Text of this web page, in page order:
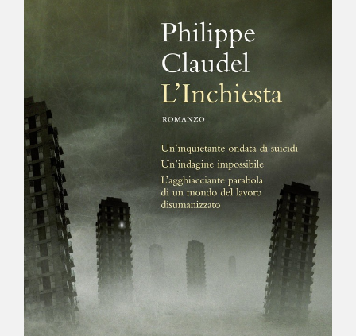
CATALOGO
AUTORI
EVENTI
NEWS
CONTATTI